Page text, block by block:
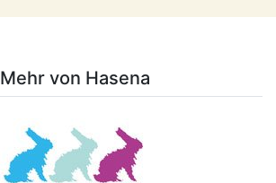
Mehr von Hasena